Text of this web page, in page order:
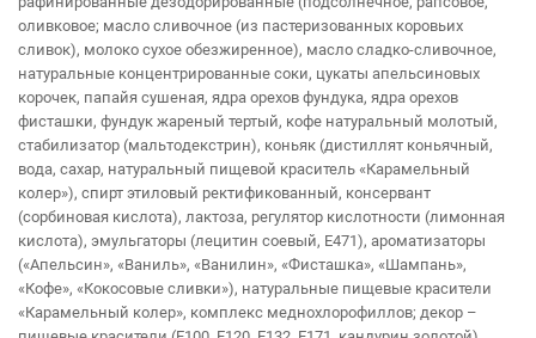
оливковое; масло сливочное (из пастеризованных коровьих
сливок), молоко сухое обезжиренное), масло сладко-сливочное,
натуральные концентрированные соки, цукаты апельсиновых
корочек, папайя сушеная, ядра орехов фундука, ядра орехов
фисташки, фундук жареный тертый, кофе натуральный молотый,
стабилизатор (мальтодекстрин), коньяк (дистиллят коньячный,
вода, сахар, натуральный пищевой краситель «Карамельный
колер»), спирт этиловый ректификованный, консервант
(сорбиновая кислота), лактоза, регулятор кислотности (лимонная
кислота), эмульгаторы (лецитин соевый, Е471), ароматизаторы
(«Апельсин», «Ваниль», «Ванилин», «Фисташка», «Шампань»,
«Кофе», «Кокосовые сливки»), натуральные пищевые красители
«Карамельный колер», комплекс меднохлорофиллов; декор –